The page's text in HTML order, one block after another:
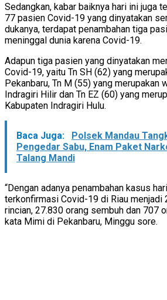
Sedangkan, kabar baiknya hari ini juga
77 pasien Covid-19 yang dinyatakan
dukanya, terdapat penambahan tiga
meninggal dunia karena Covid-19.
Adapun tiga pasien yang dinyatakan
Covid-19, yaitu Tn SH (62) yang
Pekanbaru, Tn M (55) yang merupakan
Indragiri Hilir dan Tn EZ (60) yang
Kabupaten Indragiri Hulu.
Baca Juga:
Polsek Mandau
Pengedar Sabu, Enam Paket
Talang Mandi
“Dengan adanya penambahan kasus
terkonfirmasi Covid-19 di Riau menjadi
rincian, 27.830 orang sembuh dan 707
kata Mimi di Pekanbaru, Minggu sore.